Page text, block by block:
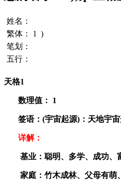
姓名：
繁体：
1
)
笔划：
五行：
天格1
数理值： 1
签语：(宇宙起源)：天地宇宙
详解：
基业：聪明、多学、成功、富
家庭：竹木成林、父母有萌、